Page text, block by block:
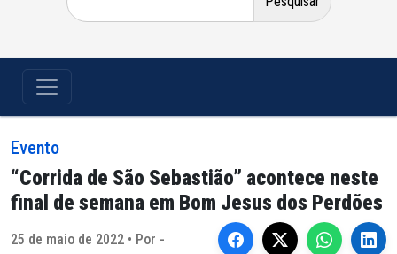
por:
Evento
“Corrida de São Sebastião” acontece neste
final de semana em Bom Jesus dos Perdões
25 de maio de 2022 • Por -